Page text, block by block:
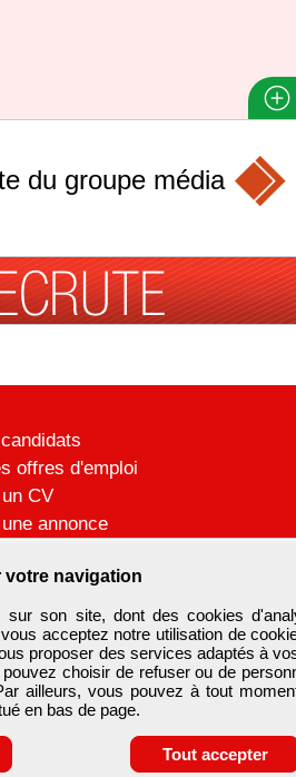
votre navigation
sur son site, dont des cookies
acceptez notre utilisation de
proposer des services adaptés à
choisir de refuser ou de
ailleurs, vous pouvez à tout
en bas de page.
Tout accepter
du groupe média
offres d'emploi
CV
annonce